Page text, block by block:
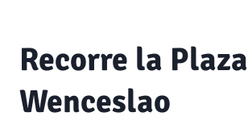
Recorre la Plaza
Wenceslao